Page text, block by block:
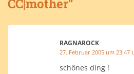
CC|mother“
RAGNAROCK
27. Februar 2005 um 23:47
schönes ding !